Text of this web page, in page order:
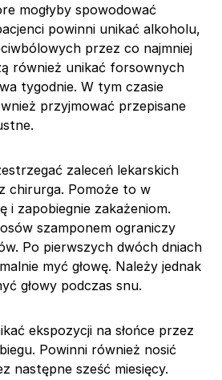
mogłyby spowodować
powinni unikać alkoholu,
przez co najmniej
również unikać forsownych
tygodnie. W tym czasie
przyjmować przepisane
zaleceń lekarskich
chirurga. Pomoże to w
i zapobiegnie zakażeniom.
szamponem ograniczy
Po pierwszych dwóch dniach
myć głowę. Należy jednak
głowy podczas snu.
ekspozycji na słońce przez
Powinni również nosić
następne sześć miesięcy.